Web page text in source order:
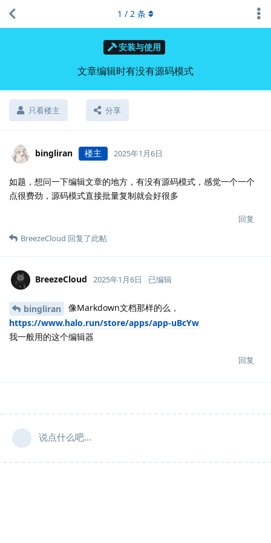
安装与使用
文章编辑时有没有源码模式
只看楼主 分享
1 / 2 条
bingliran 楼主 2025年1月6日
如题，想问一下编辑文章的地方，有没有源码模式，感觉一个一个
点很费劲，源码模式直接批量复制就会好很多
回复
BreezeCloud 回复了此帖
BreezeCloud 2025年1月6日 已编辑
bingliran
像Markdown文档那样的么，
https://www.halo.run/store/apps/app-uBcYw
我一般用的这个编辑器
回复
说点什么吧...